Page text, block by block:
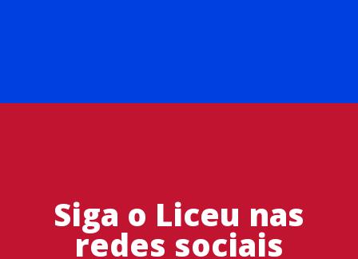
Siga o Liceu nas
redes sociais